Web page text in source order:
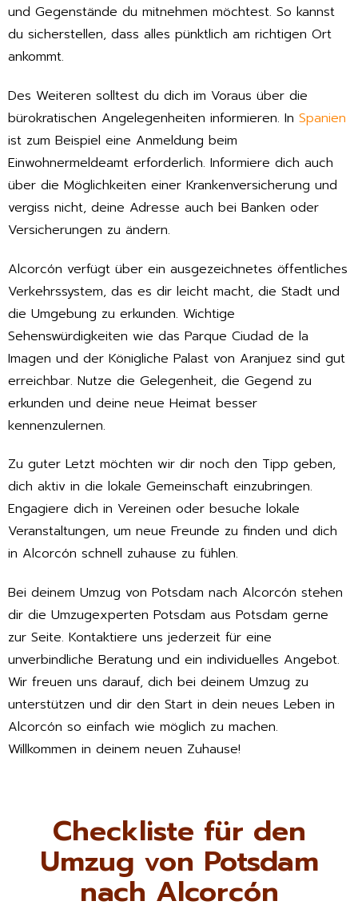
und Gegenstände du mitnehmen möchtest. So kannst
du sicherstellen, dass alles pünktlich am richtigen Ort
ankommt.
Des Weiteren solltest du dich im Voraus über die
bürokratischen Angelegenheiten informieren. In Spanien
ist zum Beispiel eine Anmeldung beim
Einwohnermeldeamt erforderlich. Informiere dich auch
über die Möglichkeiten einer Krankenversicherung und
vergiss nicht, deine Adresse auch bei Banken oder
Versicherungen zu ändern.
Alcorcón verfügt über ein ausgezeichnetes öffentliches
Verkehrssystem, das es dir leicht macht, die Stadt und
die Umgebung zu erkunden. Wichtige
Sehenswürdigkeiten wie das Parque Ciudad de la
Imagen und der Königliche Palast von Aranjuez sind gut
erreichbar. Nutze die Gelegenheit, die Gegend zu
erkunden und deine neue Heimat besser
kennenzulernen.
Zu guter Letzt möchten wir dir noch den Tipp geben,
dich aktiv in die lokale Gemeinschaft einzubringen.
Engagiere dich in Vereinen oder besuche lokale
Veranstaltungen, um neue Freunde zu finden und dich
in Alcorcón schnell zuhause zu fühlen.
Bei deinem Umzug von Potsdam nach Alcorcón stehen
dir die Umzugexperten Potsdam aus Potsdam gerne
zur Seite. Kontaktiere uns jederzeit für eine
unverbindliche Beratung und ein individuelles Angebot.
Wir freuen uns darauf, dich bei deinem Umzug zu
unterstützen und dir den Start in dein neues Leben in
Alcorcón so einfach wie möglich zu machen.
Willkommen in deinem neuen Zuhause!
Checkliste für den
Umzug von Potsdam
nach Alcorcón